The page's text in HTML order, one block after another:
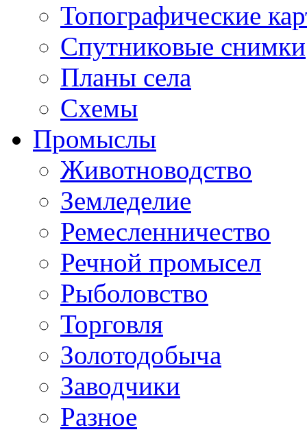
Топографические
Спутниковые снимки
Планы села
Схемы
Промыслы
Животноводство
Земледелие
Ремесленничество
Речной промысел
Рыболовство
Торговля
Золотодобыча
Заводчики
Разное